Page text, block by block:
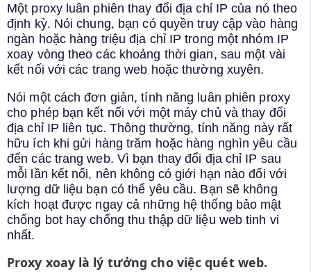
Một proxy luân phiên thay đổi địa chỉ IP của nó theo
định kỳ. Nói chung, bạn có quyền truy cập vào hàng
ngàn hoặc hàng triệu địa chỉ IP trong một nhóm IP
xoay vòng theo các khoảng thời gian, sau một vài
kết nối với các trang web hoặc thường xuyên.
Nói một cách đơn giản, tính năng luân phiên proxy
cho phép bạn kết nối với một máy chủ và thay đổi
địa chỉ IP liên tục. Thông thường, tính năng này rất
hữu ích khi gửi hàng trăm hoặc hàng nghìn yêu cầu
đến các trang web. Vì bạn thay đổi địa chỉ IP sau
mỗi lần kết nối, nên không có giới hạn nào đối với
lượng dữ liệu bạn có thể yêu cầu. Bạn sẽ không
kích hoạt được ngay cả những hệ thống bảo mật
chống bot hay chống thu thập dữ liệu web tinh vi
nhất.
Proxy xoay là lý tưởng cho việc quét web.